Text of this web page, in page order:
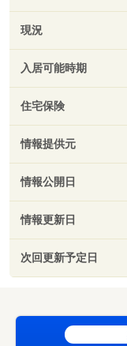
現況
入居可能時期
住宅保険
情報提供元
情報公開日
情報更新日
次回更新予定日